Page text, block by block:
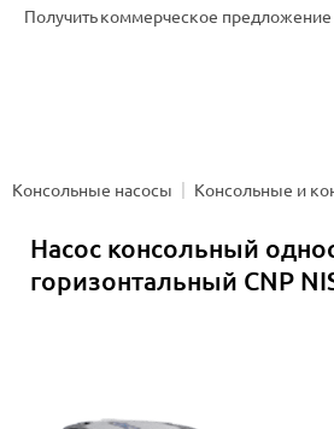
Получитькоммерческое предложение
Консольные насосы Консольные и
Насос консольный
горизонтальный CNP